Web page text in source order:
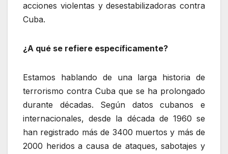
acciones violentas y desestabilizadoras contra
Cuba.
¿A qué se refiere específicamente?
Estamos hablando de una larga historia de
terrorismo contra Cuba que se ha prolongado
durante décadas. Según datos cubanos e
internacionales, desde la década de 1960 se
han registrado más de 3400 muertos y más de
2000 heridos a causa de ataques, sabotajes y